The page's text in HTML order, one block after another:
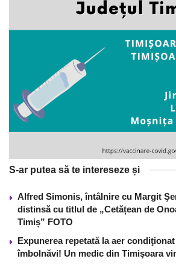
S-ar putea să te intereseze și
Alfred Simonis, întâlnire cu Margit
distinsă cu titlul de „Cetățean de
Timiș” FOTO
Expunerea repetată la aer
îmbolnăvi! Un medic din Timişoara